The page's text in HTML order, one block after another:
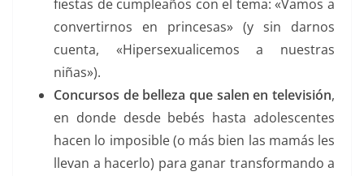
fiestas de cumpleaños con el tema: «Vamos a
convertirnos en princesas» (y sin darnos
cuenta, «Hipersexualicemos a nuestras
niñas»).
Concursos de belleza que salen en televisión,
en donde desde bebés hasta adolescentes
hacen lo imposible (o más bien las mamás les
llevan a hacerlo) para ganar transformando a